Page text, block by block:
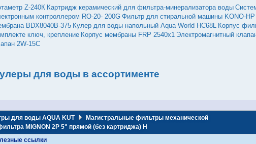
Z-240К Картридж керамический для фильтра-минерализатора воды
контроллером RO-20- 200G Фильтр для стиральной машины KONO-HP
BDX8040B-375 Кулер для воды напольный Aqua World HC68L Корпус
ключ, крепление Корпус мембраны FRP 2540х1 Электромагнитный
2W-15C
для воды в ассортименте
для воды AQUA KUT
Магистральные фильтры механической
MIGNON 2P 5" прямой (без картриджа) Н
ссылки